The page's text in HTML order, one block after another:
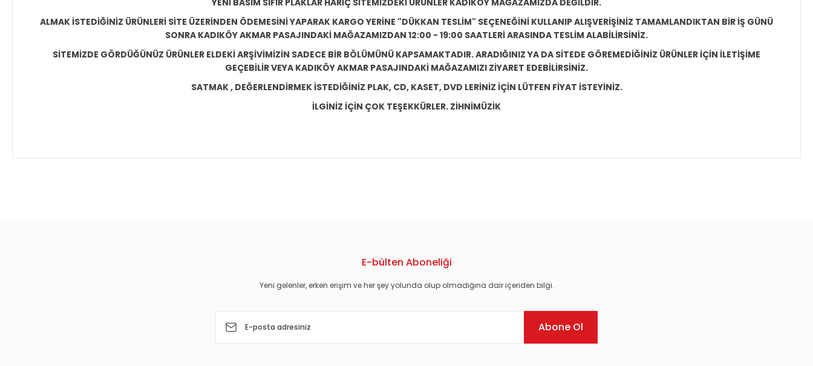
YENİ BASIM SIFIR PLAKLAR HARİÇ SİTEMİZDEKİ ÜRÜNLER KADIKÖY MAĞAZAMIZDA DEĞİLDİR.
ALMAK İSTEDİĞİNİZ ÜRÜNLERİ SİTE ÜZERİNDEN ÖDEMESİNİ YAPARAK KARGO YERİNE "DÜKKAN TESLİM" SEÇENEĞİNİ KULLANIP ALIŞVERİŞİNİZ TAMAMLANDIKTAN BİR İŞ GÜNÜ
SONRA KADIKÖY AKMAR PASAJINDAKİ MAĞAZAMIZDAN 12:00 - 19:00 SAATLERİ ARASINDA TESLİM ALABİLİRSİNİZ.
SİTEMİZDE GÖRDÜĞÜNÜZ ÜRÜNLER ELDEKİ ARŞİVİMİZİN SADECE BİR BÖLÜMÜNÜ KAPSAMAKTADIR. ARADIĞINIZ YA DA SİTEDE GÖREMEDİĞİNİZ ÜRÜNLER İÇİN İLETİŞİME
GEÇEBİLİR VEYA KADIKÖY AKMAR PASAJINDAKİ MAĞAZAMIZI ZİYARET EDEBİLİRSİNİZ.
SATMAK , DEĞERLENDİRMEK İSTEDİĞİNİZ PLAK, CD, KASET, DVD LERİNİZ İÇİN LÜTFEN FİYAT İSTEYİNİZ.
İLGİNİZ İÇİN ÇOK TEŞEKKÜRLER. ZİHNİMÜZİK
E-bülten Aboneliği
Yeni gelenler, erken erişim ve her şey yolunda olup olmadığına dair içeriden bilgi.
Abone Ol